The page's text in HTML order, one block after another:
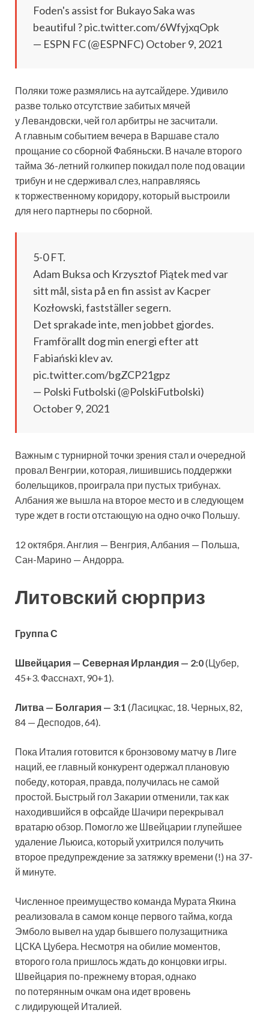
Foden's assist for Bukayo Saka was
beautiful ? pic.twitter.com/6WfyjxqOpk
— ESPN FC (@ESPNFC) October 9, 2021
Поляки тоже размялись на аутсайдере. Удивило
разве только отсутствие забитых мячей
у Левандовски, чей гол арбитры не засчитали.
А главным событием вечера в Варшаве стало
прощание со сборной Фабяньски. В начале второго
тайма 36-летний голкипер покидал поле под овации
трибун и не сдерживал слез, направляясь
к торжественному коридору, который выстроили
для него партнеры по сборной.
5-0 FT.
Adam Buksa och Krzysztof Piątek med var
sitt mål, sista på en fin assist av Kacper
Kozłowski, fastställer segern.
Det sprakade inte, men jobbet gjordes.
Framförallt dog min energi efter att
Fabiański klev av.
pic.twitter.com/bgZCP21gpz
— Polski Futbolski (@PolskiFutbolski)
October 9, 2021
Важным с турнирной точки зрения стал и очередной
провал Венгрии, которая, лишившись поддержки
болельщиков, проиграла при пустых трибунах.
Албания же вышла на второе место и в следующем
туре ждет в гости отстающую на одно очко Польшу.
12 октября. Англия — Венгрия, Албания — Польша,
Сан-Марино — Андорра.
Литовский сюрприз
Группа С
Швейцария — Северная Ирландия — 2:0(Цубер,
45+3. Фасснахт, 90+1).
Литва — Болгария — 3:1 (Ласицкас, 18. Черных, 82,
84 — Десподов, 64).
Пока Италия готовится к бронзовому матчу в Лиге
наций, ее главный конкурент одержал плановую
победу, которая, правда, получилась не самой
простой. Быстрый гол Закарии отменили, так как
находившийся в офсайде Шачири перекрывал
вратарю обзор. Помогло же Швейцарии глупейшее
удаление Льюиса, который ухитрился получить
второе предупреждение за затяжку времени (!) на 37-
й минуте.
Численное преимущество команда Мурата Якина
реализовала в самом конце первого тайма, когда
Эмболо вывел на удар бывшего полузащитника
ЦСКА Цубера. Несмотря на обилие моментов,
второго гола пришлось ждать до концовки игры.
Швейцария по-прежнему вторая, однако
по потерянным очкам она идет вровень
с лидирующей Италией.